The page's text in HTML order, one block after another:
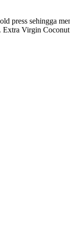
press sehingga
Extra Virgin